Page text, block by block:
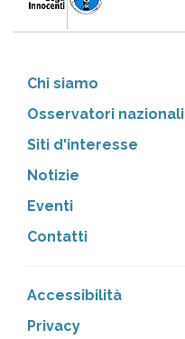
Chi siamo
Osservatori nazionali
Siti d'interesse
Notizie
Eventi
Contatti
Accessibilità
Privacy